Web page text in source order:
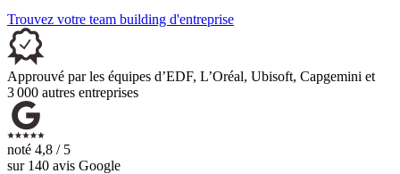
Trouvez votre team building d'entreprise
Approuvé par les équipes d’EDF, L’Oréal, Ubisoft, Capgemini et
3 000 autres entreprises
noté 4,8 / 5
sur 140 avis Google